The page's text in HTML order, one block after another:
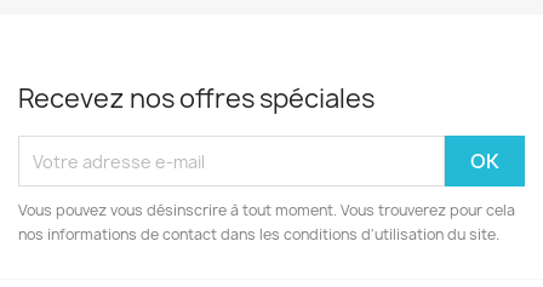
Recevez nos offres spéciales
Vous pouvez vous désinscrire à tout moment. Vous trouverez pour cela
nos informations de contact dans les conditions d'utilisation du site.